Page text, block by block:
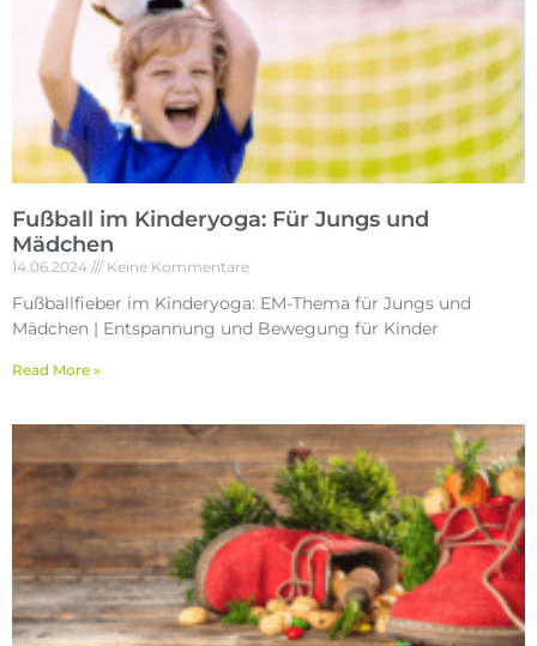
Fußball im Kinderyoga: Für Jungs und
Mädchen
14.06.2024 Keine Kommentare
Fußballfieber im Kinderyoga: EM-Thema für Jungs und
Mädchen | Entspannung und Bewegung für Kinder
Read More »